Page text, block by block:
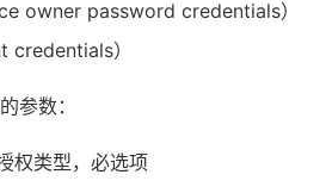
owner password credentials）
credentials）
参数：
权类型，必选项